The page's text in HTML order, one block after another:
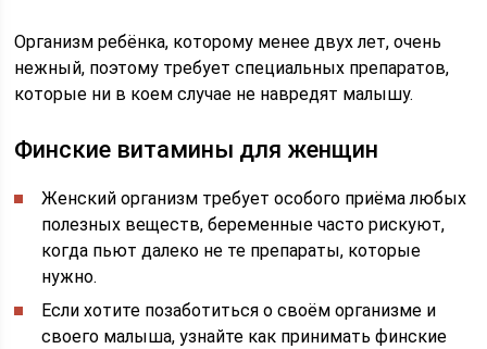
Организм ребёнка, которому менее двух лет, очень
нежный, поэтому требует специальных препаратов,
которые ни в коем случае не навредят малышу.
Финские витамины для женщин
Женский организм требует особого приёма любых
полезных веществ, беременные часто рискуют,
когда пьют далеко не те препараты, которые
нужно.
Если хотите позаботиться о своём организме и
своего малыша, узнайте как принимать финские